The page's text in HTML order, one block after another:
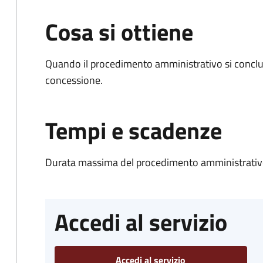
Cosa si ottiene
Quando il procedimento amministrativo si
concessione.
Tempi e scadenze
Durata massima del procedimento
Accedi al servizio
Accedi al servizio